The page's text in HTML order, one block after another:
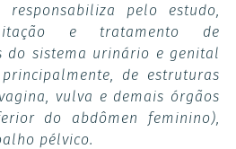
pelo estudo,
e tratamento de
do sistema urinário e genital
de estruturas
vulva e demais órgãos
do abdômen feminino),
pélvico.